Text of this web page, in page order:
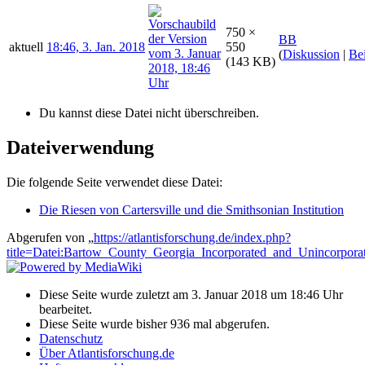
aktuell 18:46, 3. Jan. 2018
750 ×
550
(143 KB)
BB
(Diskussion |
Du kannst diese Datei nicht überschreiben.
Dateiverwendung
Die folgende Seite verwendet diese Datei:
Die Riesen von Cartersville und die Smithsonian Institution
Abgerufen von „https://atlantisforschung.de/index.php?
Diese Seite wurde zuletzt am 3. Januar 2018 um 18:46 Uhr
bearbeitet.
Diese Seite wurde bisher 936 mal abgerufen.
Datenschutz
Über Atlantisforschung.de